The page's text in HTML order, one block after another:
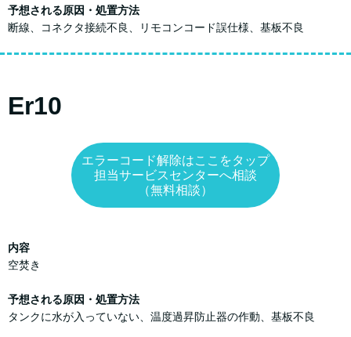
予想される原因・処置方法
断線、コネクタ接続不良、リモコンコード誤仕様、基板不良
Er10
エラーコード解除はここをタップ
担当サービスセンターへ相談
（無料相談）
内容
空焚き
予想される原因・処置方法
タンクに水が入っていない、温度過昇防止器の作動、基板不良